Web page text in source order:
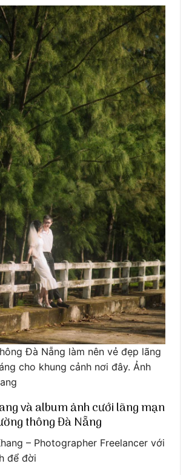
Đà Nẵng làm nên vẻ đẹp lãng
cho khung cảnh nơi đây. Ảnh
và album ảnh cưới lãng mạn
thông Đà Nẵng
– Photographer Freelancer với
để đời